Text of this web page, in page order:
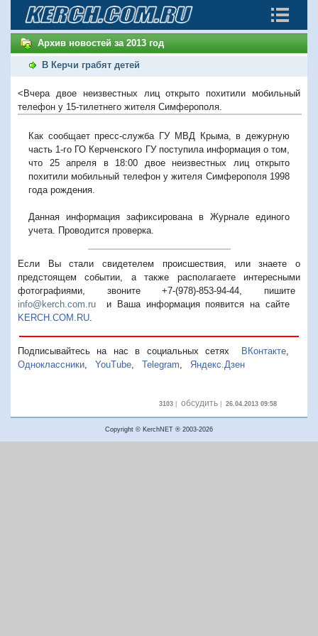
Архив новостей за 2013 год
В Керчи грабят детей
<Вчера двое неизвестных лиц открыто похитили мобильный
телефон у 15-тилетнего жителя Симферополя.
Как сообщает пресс-служба ГУ МВД Крыма, в дежурную
часть 1-го ГО Керченского ГУ поступила информация о том,
что 25 апреля в 18:00 двое неизвестных лиц открыто
похитили мобильный телефон у жителя Симферополя 1998
года рождения.
Данная информация зафиксирована в Журнале единого
учета. Проводится проверка.
Если Вы стали свидетелем происшествия, или знаете о
предстоящем событии, а также располагаете интересными
фотографиями, звоните +7-(978)-853-94-44, пишите
info@kerch.com.ru и Ваша информация появится на сайте
KERCH.COM.RU
Подписывайтесь на нас в социальных сетях ВКонтакте,
Одноклассники
YouTube Telegram Яндекс.Дзен
3103| обсудить| 26.04.2013 09:58
Copyright © KerchNET ® 2003-2026